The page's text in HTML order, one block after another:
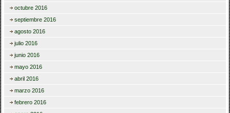
octubre 2016
septiembre 2016
agosto 2016
julio 2016
junio 2016
mayo 2016
abril 2016
marzo 2016
febrero 2016